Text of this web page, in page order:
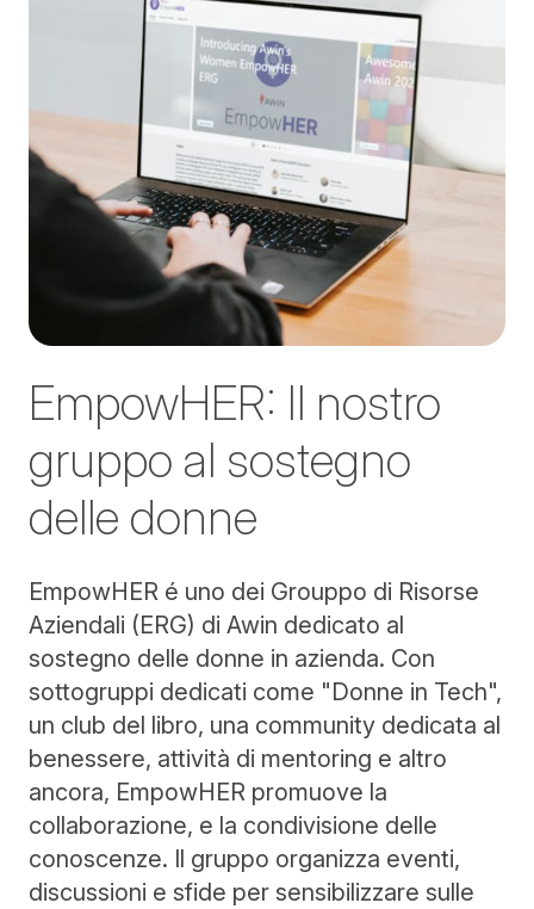
EmpowHER: Il nostro
gruppo al sostegno
delle donne
EmpowHER é uno dei Grouppo di Risorse
Aziendali (ERG) di Awin dedicato al
sostegno delle donne in azienda. Con
sottogruppi dedicati come "Donne in Tech",
un club del libro, una community dedicata al
benessere, attività di mentoring e altro
ancora, EmpowHER promuove la
collaborazione, e la condivisione delle
conoscenze. Il gruppo organizza eventi,
discussioni e sfide per sensibilizzare sulle